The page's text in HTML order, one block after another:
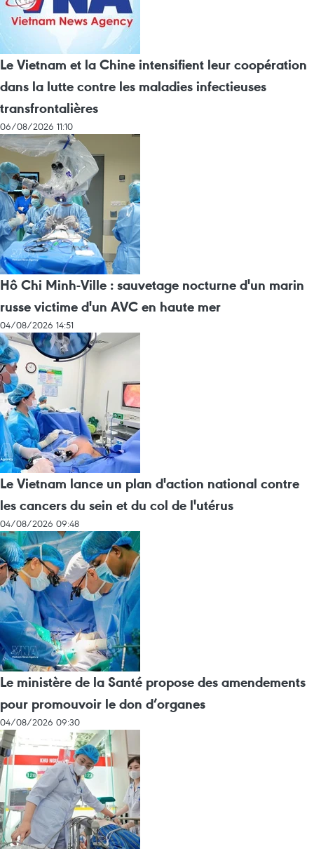
Le Vietnam et la Chine intensifient leur coopération
dans la lutte contre les maladies infectieuses
transfrontalières
06/08/2026 11:10
Hô Chi Minh-Ville : sauvetage nocturne d'un marin
russe victime d'un AVC en haute mer
04/08/2026 14:51
Le Vietnam lance un plan d'action national contre
les cancers du sein et du col de l'utérus
04/08/2026 09:48
Le ministère de la Santé propose des amendements
pour promouvoir le don d’organes
04/08/2026 09:30